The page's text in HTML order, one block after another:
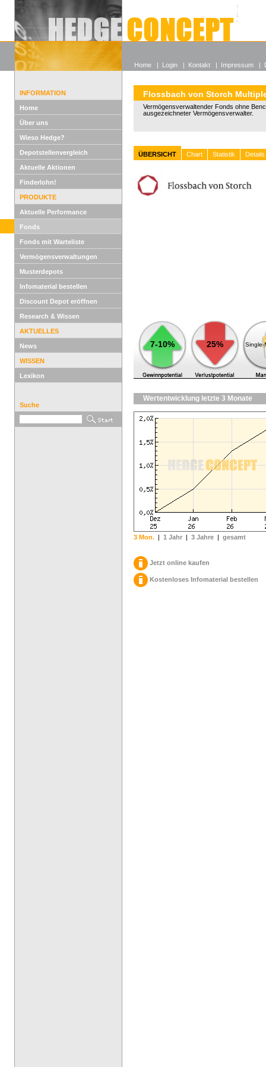
Alle
Wieso
INFORMATION
Home
Über uns
Wieso Hedge?
Depotstellenvergleich
Aktuelle Aktionen
Finderlohn!
PRODUKTE
Aktuelle Performance
Fonds
Fonds mit Warteliste
Vermögensverwaltungen
Musterdepots
Infomaterial bestellen
Discount Depot eröffnen
Research & Wissen
AKTUELLES
News
WISSEN
Lexikon
Suche
Flossbach von Storch
Vermögensverwaltender Fonds ohne
ausgezeichneter Vermögensverwalter.
ÜBERSICHT Chart Statistik Details
7-10% 25% Single-
Wertentwicklung letzte 3 Monate
3 Mon. | 1 Jahr | 3 Jahre | gesamt
Jetzt online kaufen
Kostenloses Infomaterial bestellen
Home | Login | Kontakt | Impressum |